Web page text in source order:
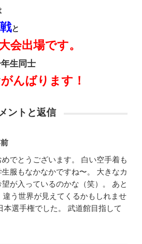
と
会出場です。
生同士
がんばります！
ントと返信
でとうございます。 白い空手着も
服もなかなかですね〜。 大きなカ
が入っているのかな（笑）。 あと
違う世界が見えてくるかもしれませ
本選手権でした。 武道館目指して